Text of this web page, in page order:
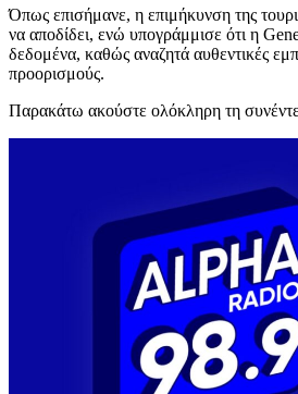
Όπως επισήμανε, η επιμήκυνση της
να αποδίδει, ενώ υπογράμμισε ότι η
δεδομένα, καθώς αναζητά αυθεντικές
προορισμούς.
Παρακάτω ακούστε ολόκληρη τη